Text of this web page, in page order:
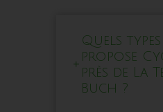
Quels
propose
près de La
Buch ?